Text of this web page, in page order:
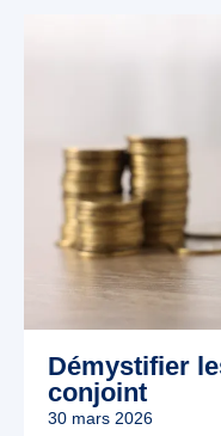
Démystifier
conjoint
30 mars 2026